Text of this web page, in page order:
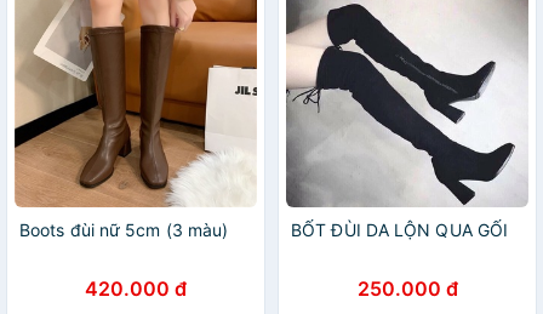
Boots đùi nữ 5cm (3 màu)
420.000 đ
BỐT ĐÙI DA LỘN QUA GỐI
250.000 đ